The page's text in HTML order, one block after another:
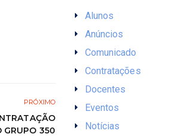
PRÓXIMO
GRUPO 350
Alunos
Anúncios
Comunicado
Contratações
Docentes
Eventos
Notícias